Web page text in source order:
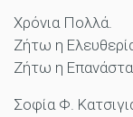
Χρόνια Πολλά.
Ζήτω η
Ζήτω η
Σοφία Φ.